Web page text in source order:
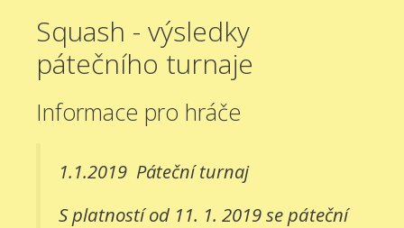
Squash - výsledky
pátečního turnaje
Informace pro hráče
1.1.2019 Páteční turnaj
S platností od 11. 1. 2019 se páteční